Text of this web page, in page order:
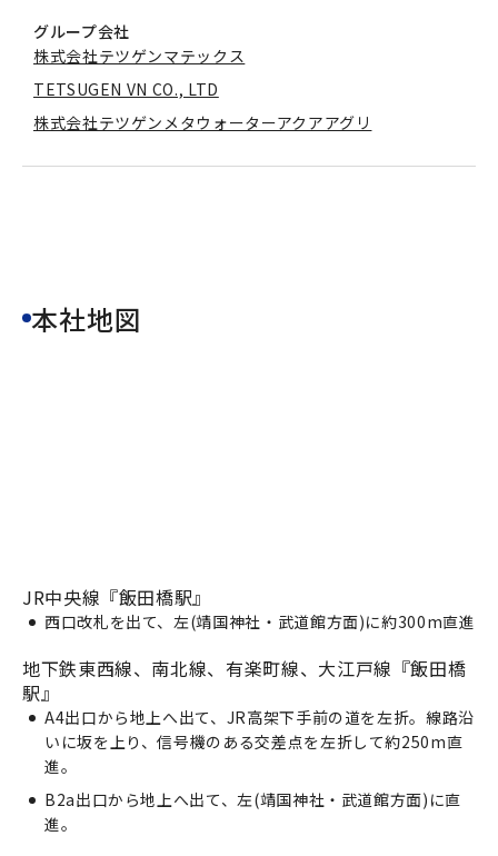
グループ会社
株式会社テツゲンマテックス
TETSUGEN VN CO., LTD
株式会社テツゲンメタウォーターアクアアグリ
本社地図
JR中央線『飯田橋駅』
西口改札を出て、左(靖国神社・武道館方面)に約300m直進
地下鉄東西線、南北線、有楽町線、大江戸線『飯田橋
駅』
A4出口から地上へ出て、JR高架下手前の道を左折。線路沿
いに坂を上り、信号機のある交差点を左折して約250m直
進。
B2a出口から地上へ出て、左(靖国神社・武道館方面)に直
進。